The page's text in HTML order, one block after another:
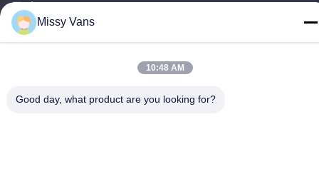
공장 주소
아니오 1010년, 남쪽 Qiaohe Rd, Qiaotou, Fuyong의 Bao'an 지역,
심천, 중공
Missy Vans
10:48 AM
Good day, what product are you looking for?